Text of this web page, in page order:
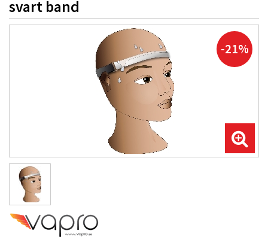
svart band
-21%